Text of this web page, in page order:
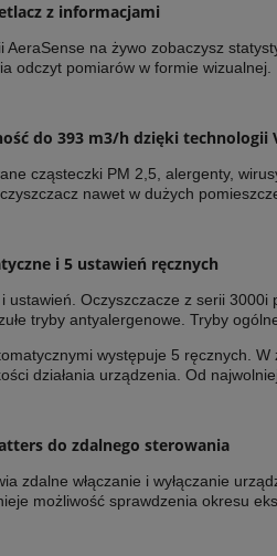
z informacjami
AeraSense na żywo zobaczysz
odczyt pomiarów w formie wizualnej.
do 393 m3/h dzięki technologii
cząsteczki PM 2,5, alergenty,
nawet w dużych
i 5 ustawień ręcznych
ustawień. Oczyszczacze z serii
tryby antyalergenowe. Tryby
występuje 5 ręcznych.
działania urządzenia. Od
do zdalnego sterowania
zdalne włączanie i wyłączanie
możliwość sprawdzenia okresu